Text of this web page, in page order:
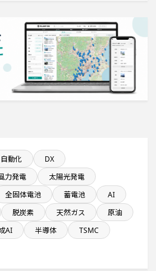
る設備新設計画
ロジェクト
の企業一覧
払いが終了した設備新設計画
ト
ェクト
ロジェクト
自動化
DX
力発電
太陽光発電
全固体電池 蓄電池
AI
脱炭素 天然ガス
原油
AI 半導体
TSMC